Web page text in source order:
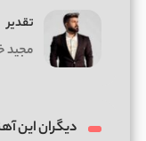
تقدیر
مجید
دیگران این